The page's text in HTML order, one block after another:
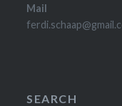
Mail
SEARCH